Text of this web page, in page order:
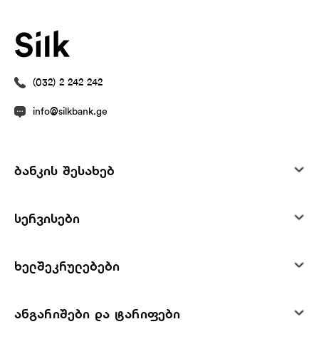
(032) 2 242 242
info@silkbank.ge
ბანკის შესახებ
სერვისები
ხელშეკრულებები
ანგარიშები და ტარიფები